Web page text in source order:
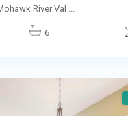
River Val
6